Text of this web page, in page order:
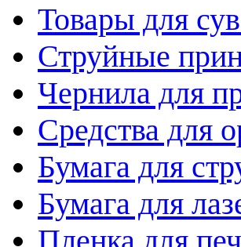
Товары для
Струйные
Чернила для
Средства для
Бумага для
Бумага для